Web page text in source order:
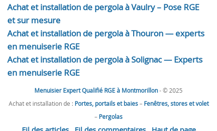
Achat et installation de pergola à Vaulry – Pose RGE
et sur mesure
Achat et installation de pergola à Thouron — experts
en menuiserie RGE
Achat et installation de pergola à Solignac — Experts
en menuiserie RGE
Menuisier Expert Qualifié RGE à Montmorillon- © 2025
Achat et installation de : Portes, portails et baies– Fenêtres, stores et volet
– Pergolas